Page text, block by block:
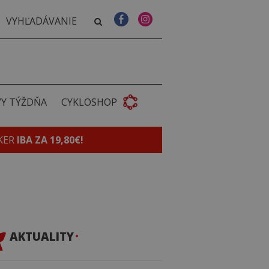
TÝŽDŇA CYKLOSHOP
IBA ZA 19,80€!
AKTUALITY